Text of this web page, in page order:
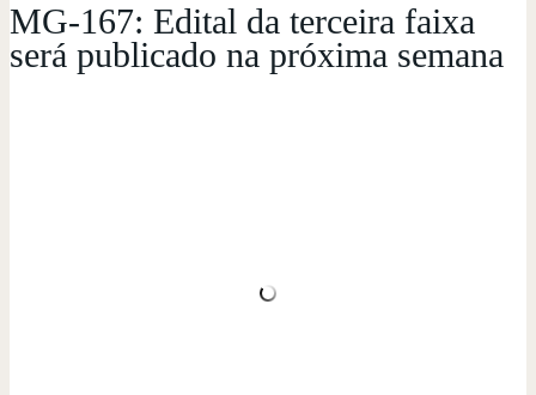
MG-167: Edital da terceira faixa
será publicado na próxima semana